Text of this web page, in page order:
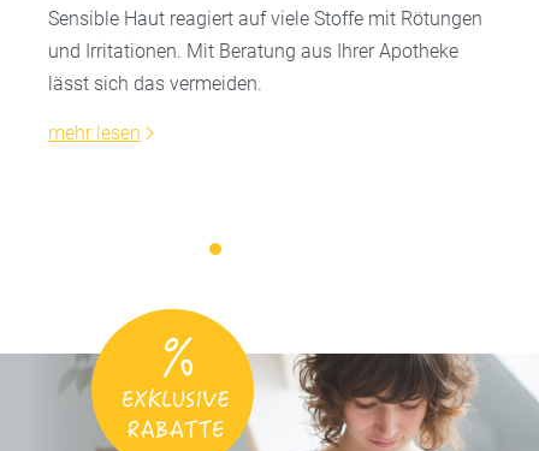
Sensible Haut reagiert auf viele Stoffe mit Rötungen
und Irritationen. Mit Beratung aus Ihrer Apotheke
lässt sich das vermeiden.
mehr lesen